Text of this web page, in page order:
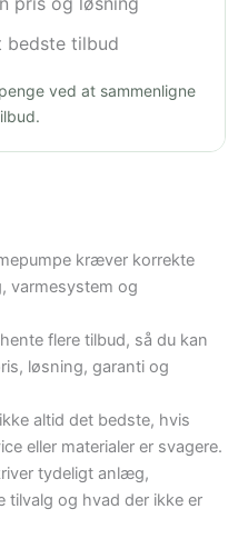
tilbud
ved at sammenligne
kræver korrekte
varmesystem og
flere tilbud, så du kan
løsning, garanti og
altid det bedste, hvis
eller materialer er svagere.
tydeligt anlæg,
tilvalg og hvad der ikke er